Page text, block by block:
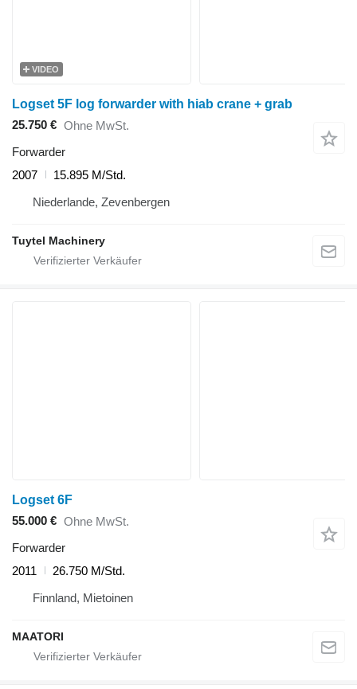
VIDEO
Logset 5F log forwarder with hiab crane + grab
25.750 € Ohne MwSt.
Forwarder
2007
15.895 M/Std.
Niederlande, Zevenbergen
Tuytel Machinery
Logset 6F
55.000 € Ohne MwSt.
Forwarder
2011
26.750 M/Std.
Finnland, Mietoinen
MAATORI